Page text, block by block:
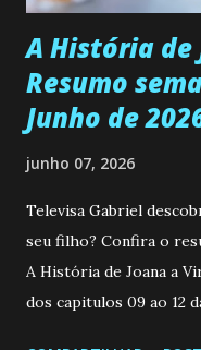
A História de
Resumo
Junho de
junho 07, 2026
Televisa Gabriel
seu filho? Confira o
A História de Joana a
dos capitulos 09 ao 12